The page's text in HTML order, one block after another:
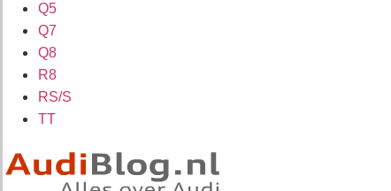
Q5
Q7
Q8
R8
RS/S
TT